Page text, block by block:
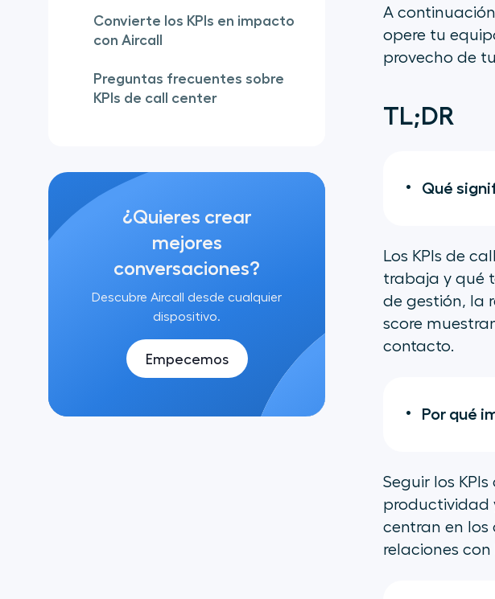
Convierte los KPIs en impacto
con Aircall
Preguntas frecuentes sobre
KPIs de call center
¿Quieres crear
mejores
conversaciones?
Descubre Aircall desde cualquier
dispositivo.
Empecemos
A
opere tu
provecho de
TL;DR
Qué
Los KPIs de
trabaja y qué
de gestión, la
score
contacto.
Por qué
Seguir los
productividad
centran en los
relaciones